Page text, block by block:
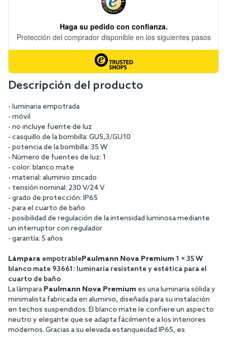
Descripción del producto
- luminaria empotrada
- móvil
- no incluye fuente de luz
- casquillo de la bombilla: GU5,3/GU10
- potencia de la bombilla: 35 W
- Número de fuentes de luz: 1
- color: blanco mate
- material: aluminio zincado
- tensión nominal: 230 V/24 V
- grado de protección: IP65
- para el cuarto de baño
- posibilidad de regulación de la intensidad luminosa mediante
un interruptor con regulador
- garantía: 5 años
Lámpara empotrablePaulmann Nova Premium 1 × 35 W
blanco mate 93661: luminaria resistente y estética para el
cuarto de baño
La lámpara Paulmann Nova Premium es una luminaria sólida y
minimalista fabricada en aluminio, diseñada para su instalación
en techos suspendidos. El blanco mate le confiere un aspecto
neutro y elegante que se adapta fácilmente a los interiores
modernos. Gracias a su elevada estanqueidad IP65, es